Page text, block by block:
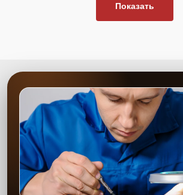
Показать